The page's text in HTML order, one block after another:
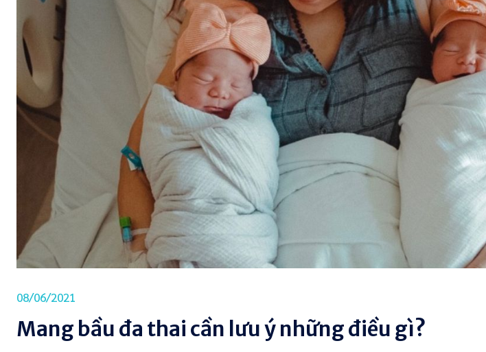
08/06/2021
Mang bầu đa thai cần lưu ý những điều gì?